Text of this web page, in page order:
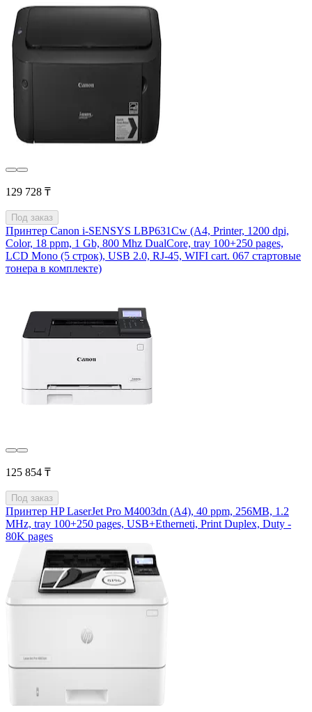
129 728 ₸
Под заказ
Принтер Canon i-SENSYS LBP631Cw (А4, Printer, 1200 dpi,
Color, 18 ppm, 1 Gb, 800 Mhz DualCore, tray 100+250 pages,
LCD Mono (5 строк), USB 2.0, RJ-45, WIFI cart. 067 стартовые
тонера в комплекте)
125 854 ₸
Под заказ
Принтер HP LaserJet Pro M4003dn (A4), 40 ppm, 256MB, 1.2
MHz, tray 100+250 pages, USB+Etherneti, Print Duplex, Duty -
80K pages